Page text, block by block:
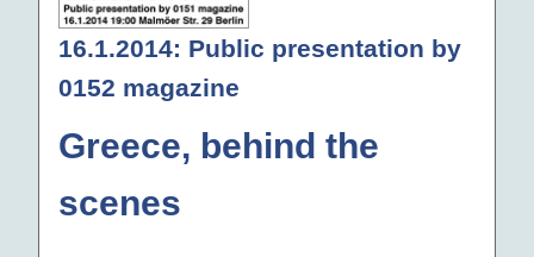
16.1.2014: Public presentation by
0152 magazine
Greece, behind the
scenes